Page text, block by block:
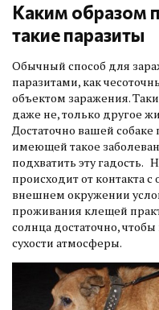
Каким образом
такие паразиты
Обычный способ для
паразитами, как
объектом заражения.
даже не, только другое
Достаточно вашей собаке
имеющей такое
подхватить эту гадость.
происходит от контакта
внешнем окружении
проживания клещей
солнца достаточно,
сухости атмосферы.